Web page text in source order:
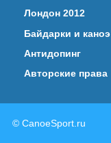
Лондон 2012
Байдарки и каноэ
Антидопинг
Авторские права
© CanoeSport.ru